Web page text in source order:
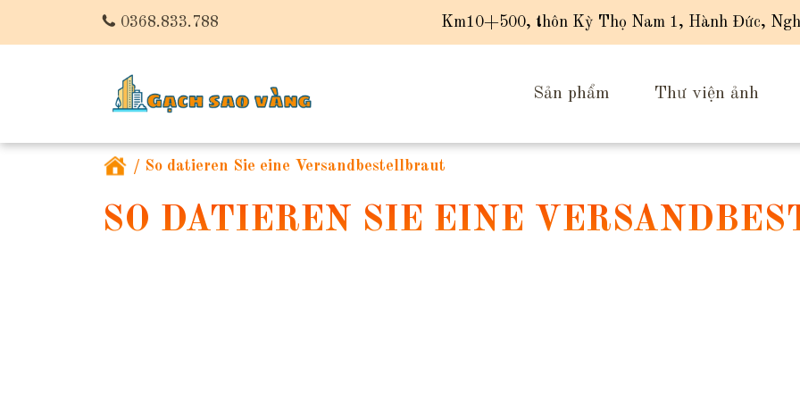
0368.833.788 Km10+500, thôn Kỳ Thọ Nam 1, Hành Đức,
Sản phẩm Thư viện ảnh
/ So datieren Sie eine Versandbestellbraut
SO DATIEREN SIE EINE